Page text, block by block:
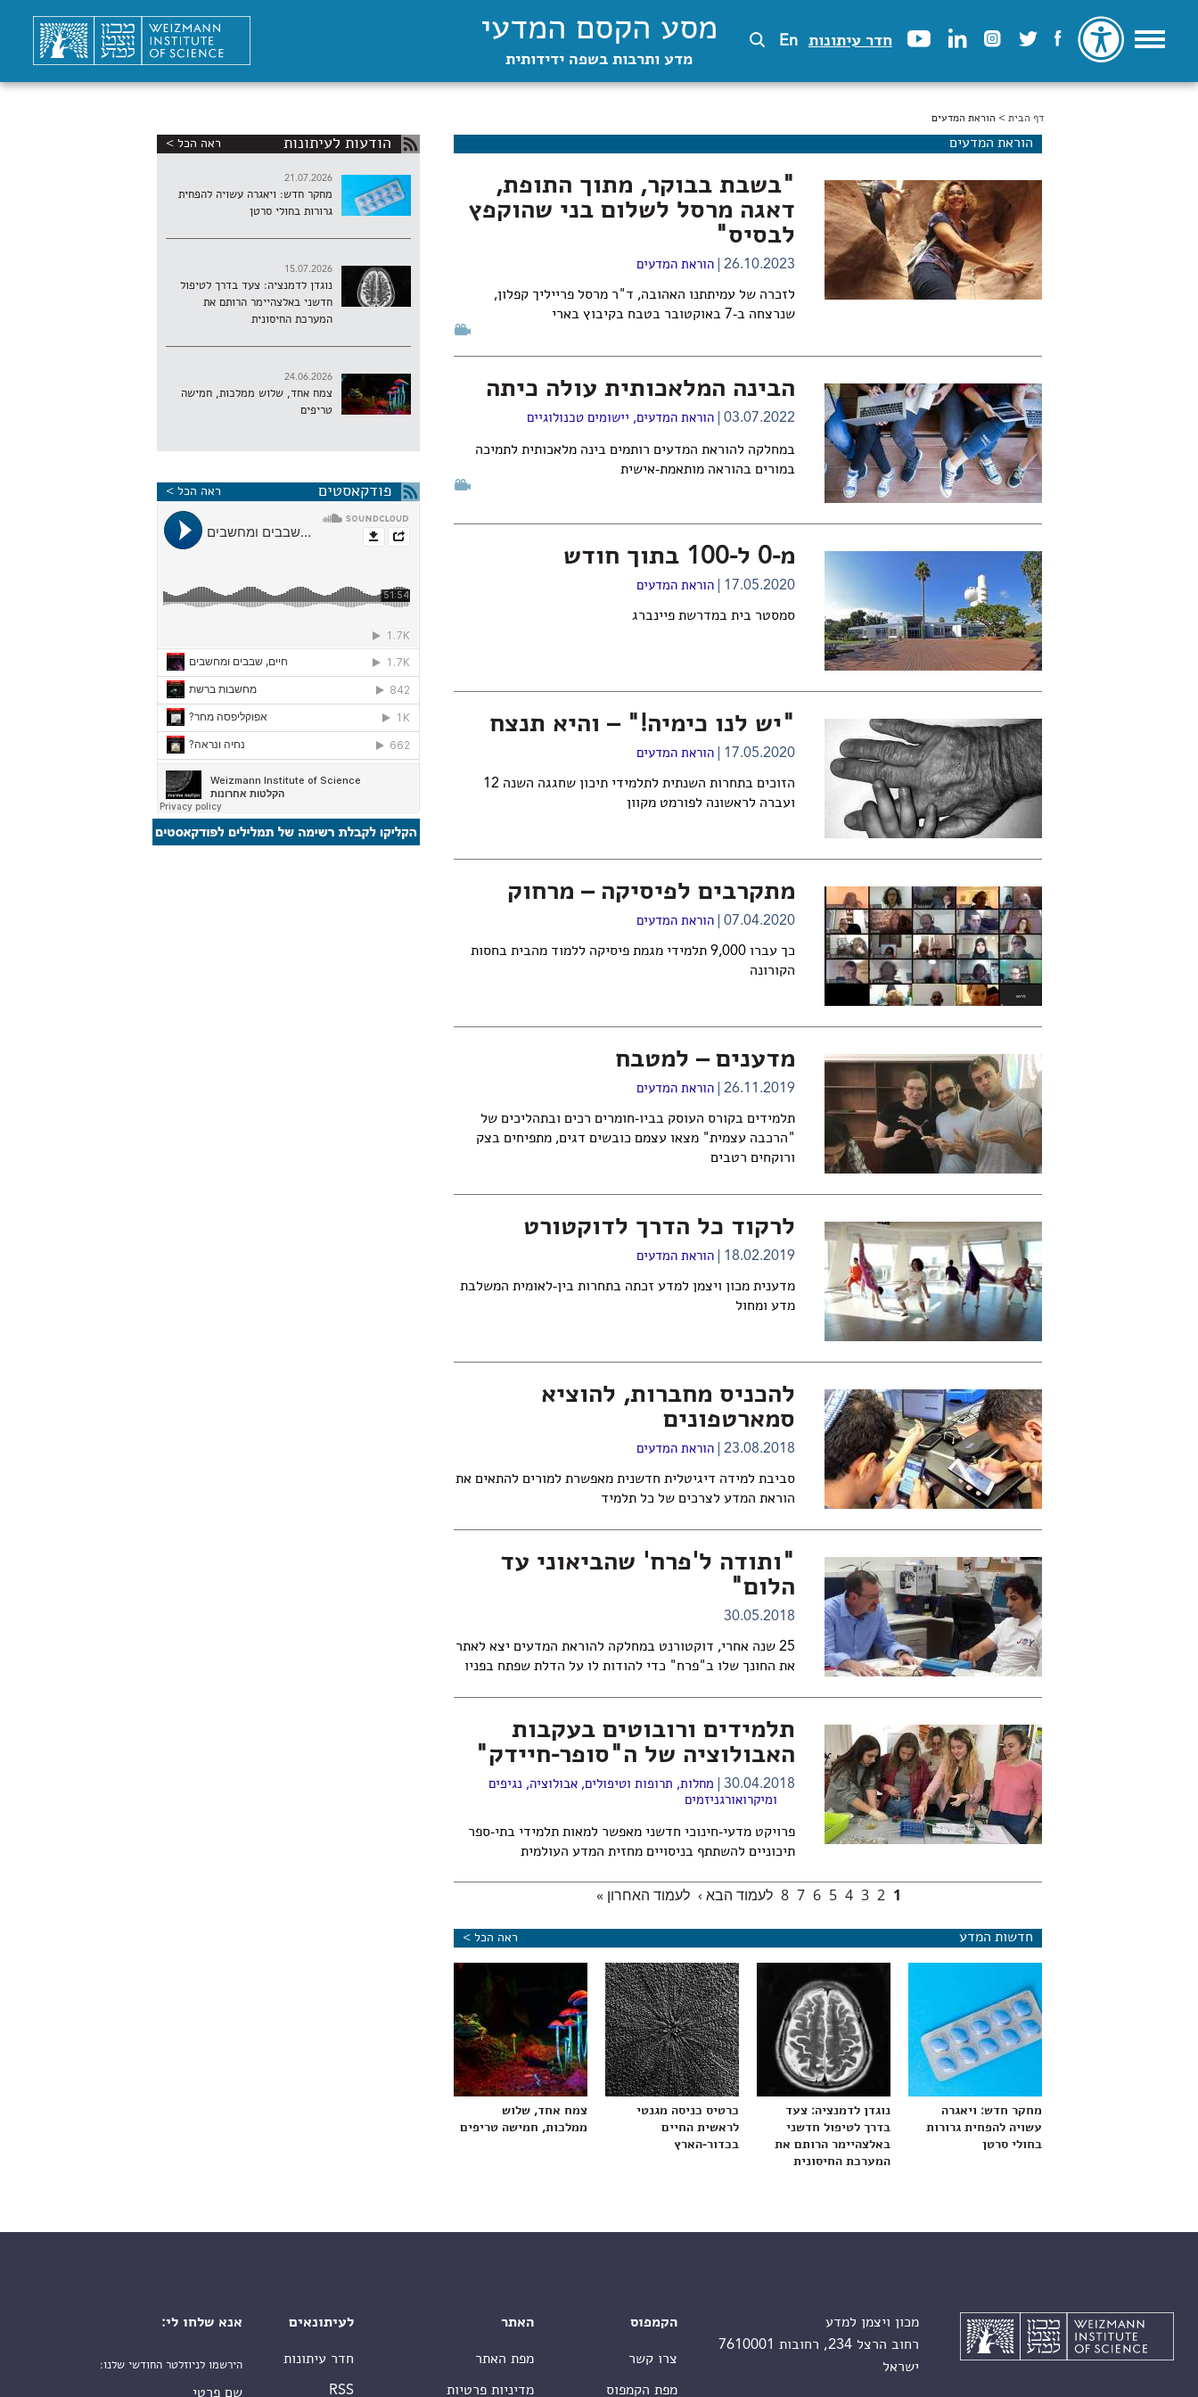
חדר עיתונות En מסע הקסם המדעי
מדע ותרבות בשפה ידידותית
הינך נמצא כאן
דף הבית > הוראת המדעים
הוראת המדעים
"בשבת בבוקר, מתוך התופת,
דאגה מרסל לשלום בני שהוקפץ
לבסיס"
26.10.2023 הוראת המדעים
לזכרה של עמיתתנו האהובה, ד"ר מרסל פרייליך קפלון,
שנרצחה ב-7 באוקטובר בטבח בקיבוץ בארי
הבינה המלאכותית עולה כיתה
03.07.2022 הוראת המדעים, יישומים טכנולוגיים
במחלקה להוראת המדעים רותמים בינה מלאכותית לתמיכה
במורים בהוראה מותאמת-אישית
מ-0 ל-100 בתוך חודש
17.05.2020 הוראת המדעים
סמסטר בית במדרשת פיינברג
"יש לנו כימיה!" – והיא תנצח
17.05.2020 הוראת המדעים
הזוכים בתחרות השנתית לתלמידי תיכון שחגגה השנה 12
ועברה לראשונה לפורמט מקוון
מתקרבים לפיסיקה – מרחוק
07.04.2020 הוראת המדעים
כך עברו 9,000 תלמידי מגמת פיסיקה ללמוד מהבית בחסות
הקורונה
מדענים – למטבח
26.11.2019 הוראת המדעים
תלמידים בקורס העוסק בביו-חומרים רכים ובתהליכים של
"הרכבה עצמית" מצאו עצמם כובשים דגים, מתפיחים בצק
ורוקחים רטבים
לרקוד כל הדרך לדוקטורט
18.02.2019 הוראת המדעים
מדענית מכון ויצמן למדע זכתה בתחרות בין-לאומית המשלבת
מדע ומחול
להכניס מחברות, להוציא
סמארטפונים
23.08.2018 הוראת המדעים
סביבת למידה דיגיטלית חדשנית מאפשרת למורים להתאים את
הוראת המדע לצרכים של כל תלמיד
"ותודה ל'פרח' שהביאוני עד
הלום"
30.05.2018
25 שנה אחרי, דוקטורנט במחלקה להוראת המדעים יצא לאתר
את החונך שלו ב"פרח" כדי להודות לו על הדלת שפתח בפניו
תלמידים ורובוטים בעקבות
האבולוציה של ה"סופר-חיידק"
30.04.2018 מחלות, תרופות וטיפולים,אבולוציה, נגיפים
ומיקרואורגניזמים
פרויקט מדעי-חינוכי חדשני מאפשר למאות תלמידי בתי-ספר
תיכוניים להשתתף בניסויים מחזית המדע העולמית
1
2
3
4
5
6
7
8 לעמוד הבא › לעמוד האחרון »
חדשות המדע ראה הכל >
מחקר חדש: ויאגרה
עשויה להפחית גרורות
בחולי סרטן
נוגדן לדמנציה: צעד
בדרך לטיפול חדשני
באלצהיימר הרותם את
המערכת החיסונית
כרטיס כניסה מגנטי
לראשית החיים
בכדור-הארץ
צמח אחד, שלוש
ממלכות, חמישה טריפים
הודעות לעיתונות ראה הכל >
21.07.2026
מחקר חדש: ויאגרה עשויה להפחית
גרורות בחולי סרטן
15.07.2026
נוגדן לדמנציה: צעד בדרך לטיפול
חדשני באלצהיימר הרותם את
המערכת החיסונית
24.06.2026
צמח אחד, שלוש ממלכות, חמישה
טריפים
פודקאסטים ראה הכל >
מכון ויצמן למדע
רחוב הרצל 234, רחובות 7610001
ישראל
הקמפוס
צרו קשר
מפת הקמפוס
האתר
מפת האתר
מדיניות פרטיות
לעיתונאים
חדר עיתונות
RSS
אנא שלחו לי:
הירשמו לניוזלטר החודשי שלנו: